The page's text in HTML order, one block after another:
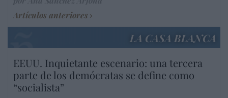
Artículos anteriores
LA CASA BLANCA
EEUU. Inquietante escenario: una tercera
parte de los demócratas se define como
“socialista”